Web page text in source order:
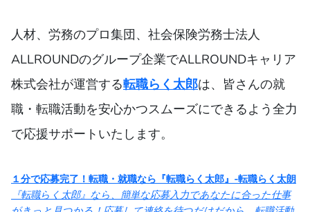
人材、労務のプロ集団、社会保険労務士法人
ALLROUNDのグループ企業でALLROUNDキャリア
株式会社が運営する転職らく太郎は、皆さんの就
職・転職活動を安心かつスムーズにできるよう全力
で応援サポートいたします。
１分で応募完了！転職・就職なら『転職らく太郎』-転職らく太朗
『転職らく太郎』なら、簡単な応募入力であなたに合った仕事